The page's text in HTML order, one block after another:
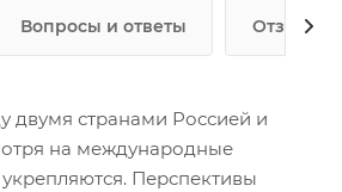
Вопросы и ответы Отзывы
двумя странами Россией и
на международные
Перспективы